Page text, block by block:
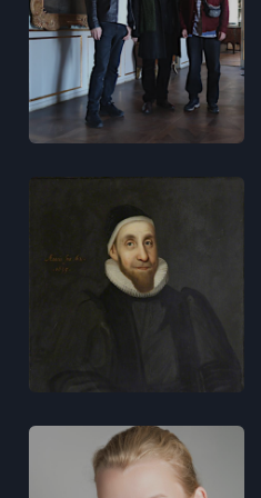
Lydbilleder
Musikdramatik
Rosenborg
revisited -
Line